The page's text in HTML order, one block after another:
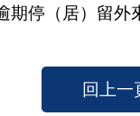
期停（居）留外
回上一